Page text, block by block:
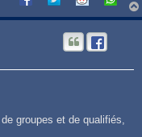
groupes et de qualifiés,